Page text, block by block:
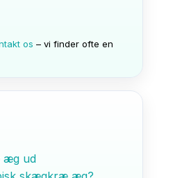
os – vi finder ofte en
æg ud